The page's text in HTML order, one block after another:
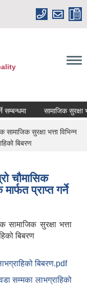
सुरक्षा भत्ता विभिन्न
बिबरण
चौमासिक
प्राप्त गर्ने
सामाजिक सुरक्षा भत्ता
बिबरण
बिबरण.pdf
सम्मका लाभग्राहिको